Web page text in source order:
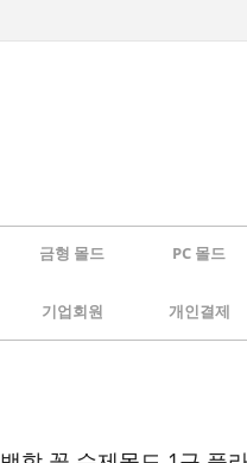
금형 몰드 PC 몰드
기업회원 개인결제